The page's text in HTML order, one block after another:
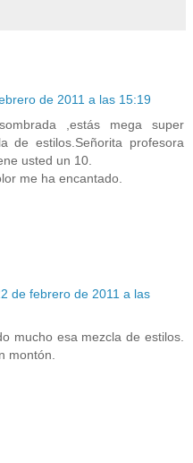
de 2011 a las 15:19
,estás mega super
de estilos.Señorita profesora
usted un 10.
me ha encantado.
de febrero de 2011 a las
mucho esa mezcla de estilos.
montón.